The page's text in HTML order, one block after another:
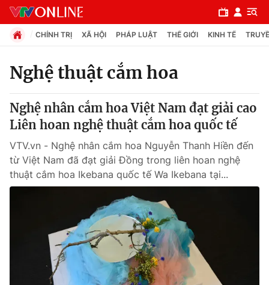
Chuyên mục
Chính trị
Xã hội
Pháp luật
Thế giới
CHÍNH TRỊ XÃ HỘI PHÁP LUẬT THẾ GIỚI KINH TẾ
Nghệ thuật cắm hoa
Nghệ nhân cắm hoa Việt Nam đạt giải cao
Liên hoan nghệ thuật cắm hoa quốc tế
VTV.vn - Nghệ nhân cắm hoa Nguyễn Thanh Hiền đến
từ Việt Nam đã đạt giải Đồng trong liên hoan nghệ
thuật cắm hoa Ikebana quốc tế Wa Ikebana tại...